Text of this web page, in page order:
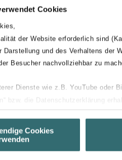
Cookies
der Website erforderlich sind
Darstellung und des Verhaltens der
Besucher nachvollziehbar zu
Dienste wie z.B. YouTube oder
bzw. die Datenschutzerklärung
um Ihnen die
Interessen zur Verfügung zu
widerrufen.
Cookies